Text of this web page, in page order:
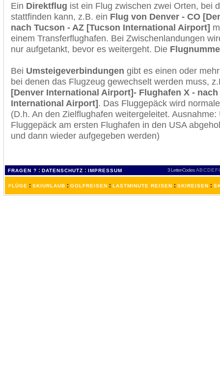
Ein Direktflug ist ein Flug zwischen zwei Orten, bei
stattfinden kann, z.B. ein Flug von Denver - CO
nach Tucson - AZ [Tucson International Airport]
einem Transferflughafen. Bei Zwischenlandungen
nur aufgetankt, bevor es weitergeht. Die
Bei Umsteigeverbindungen gibt es einen oder
bei denen das Flugzeug gewechselt werden muss,
[Denver International Airport]- Flughafen X -
International Airport]. Das Fluggepäck wird
(D.h. An den Zielflughafen weitergeleitet.
Fluggepäck am ersten Flughafen in den USA
und dann wieder aufgegeben werden)
FRAGEN ? : DATENSCHUTZ : IMPRESSUM 3 Letter-Codes ABCDEF
FLÜGE : SKIURLAUB : GOLFREISEN : LASTMINUTE REISEN : SKIREISEN :